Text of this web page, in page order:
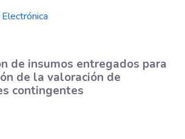
de insumos entregados para
de la valoración de
contingentes